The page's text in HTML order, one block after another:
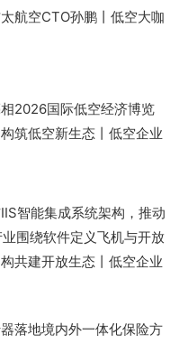
航空CTO孙鹏丨低空大咖
2026国际低空经济博览
筑低空新生态丨低空企业
智能集成系统架构，推动
围绕软件定义飞机与开放
共建开放生态丨低空企业
落地境内外一体化保险方